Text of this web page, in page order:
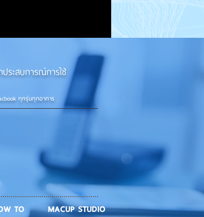
ระสบการณ์การใช้
ทุกรุ่นทุกอาการ
TO MACUP STUDIO